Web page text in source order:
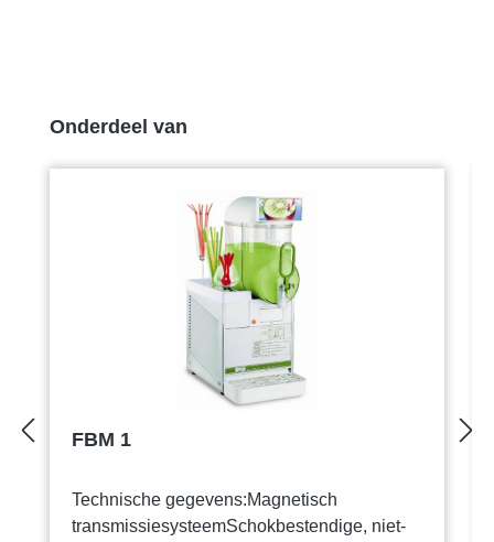
Productgalerij overslaan
Onderdeel van
FBM 1
Technische gegevens:Magnetisch
transmissiesysteemSchokbestendige, niet-